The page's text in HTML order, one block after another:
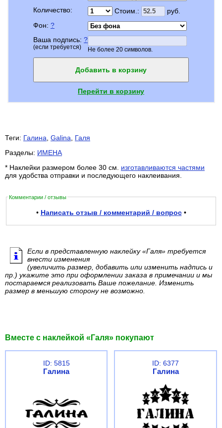
Количество:
Стоим.:
руб.
Фон: ?
Ваша подпись: ?
(если требуется) Не более 20 символов.
Добавить в корзину
Перейти в корзину
Теги: Галина Galina
Галя
Разделы: ИМЕНА
* Наклейки размером более 30 см. изготавливаются частями
для удобства отправки и последующего наклеивания.
Комментарии / отзывы
• Написать отзыв / комментарий / вопрос•
Если в представленную наклейку «Галя» требуется
внести изменения
(увеличить размер, добавить или изменить надпись и
пр.) укажите это при оформлении заказа в примечании и мы
постараемся реализовать Ваше пожелание. Изменить
размер в меньшую сторону не возможно.
Вместе с наклейкой «Галя» покупают
ID: 5815
Галина
ID: 6377
Галина